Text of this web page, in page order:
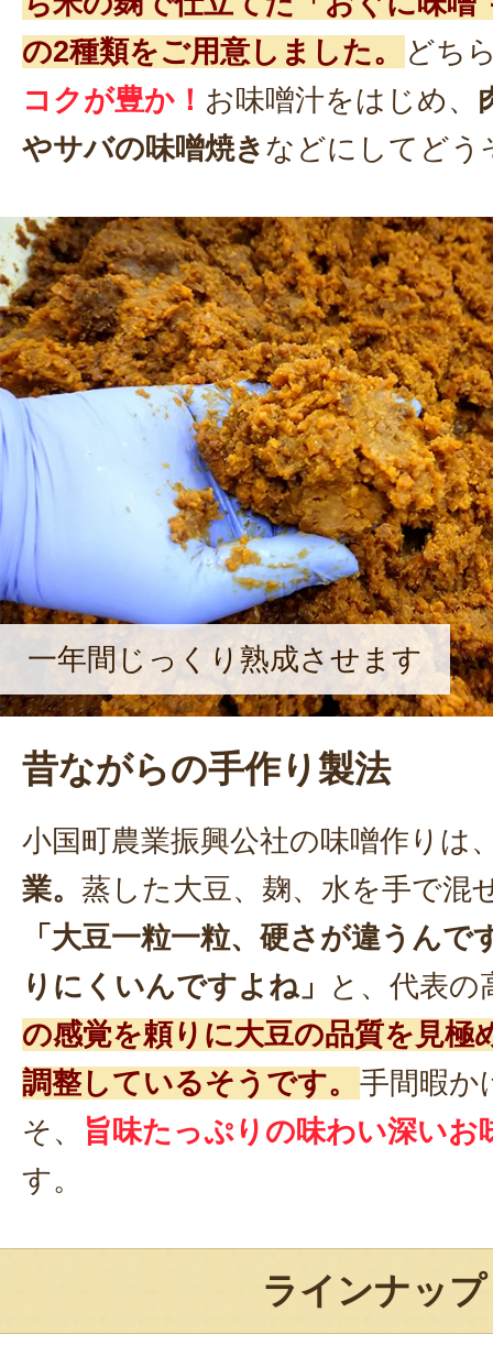
の2種類をご用意しました。
どち
コクが豊か！ お味噌汁をはじめ、
やサバの味噌焼き などにしてどう
一年間じっくり熟成させます
昔ながらの手作り製法
小国町農業振興公社の味噌作りは
業。 蒸した大豆、麹、水を手で混
「大豆一粒一粒、硬さが違うんで
りにくいんですよね」
と、代表の
の感覚を頼りに大豆の品質を見極
調整しているそうです。 手間暇か
そ、
旨味たっぷりの味わい深いお
す。
ラインナップ